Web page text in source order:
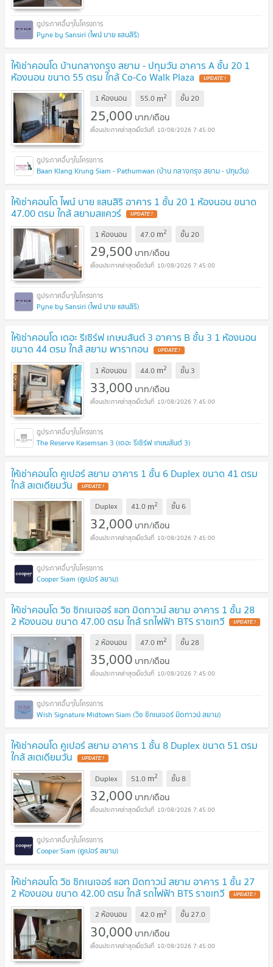
Pyne by Sansiri (ไพน์ บาย แสนสิริ)
ให้เช่าคอนโด บ้านกลางกรุง สยาม - ปทุมวัน อาคาร A ชั้น 20 1
ห้องนอน ขนาด 55 ตรม ใกล้ Co-Co Walk Plaza UPDATE !
1 ห้องนอน 55.0 m2 ชั้น20
25,000 บาท/เดือน
10/08/2026 7:45:00
Baan Klang Krung Siam - Pathumwan (บ้าน กลางกรุง สยาม - ปทุมวัน)
ให้เช่าคอนโด ไพน์ บาย แสนสิริ อาคาร 1 ชั้น 20 1 ห้องนอน ขนาด
47.00 ตรม ใกล้ สยามสแควร์ UPDATE !
1 ห้องนอน 47.0 m2 ชั้น20
29,500 บาท/เดือน
10/08/2026 7:45:00
Pyne by Sansiri (ไพน์ บาย แสนสิริ)
ให้เช่าคอนโด เดอะ รีเซิร์ฟ เกษมสันต์ 3 อาคาร B ชั้น 3 1 ห้องนอน
ขนาด 44 ตรม ใกล้ สยาม พารากอน UPDATE !
1 ห้องนอน 44.0 m2 ชั้น 3
33,000 บาท/เดือน
10/08/2026 7:45:00
The Reserve Kasemsan 3 (เดอะ รีเซิร์ฟ เกษมสันต์ 3)
ให้เช่าคอนโด คูเปอร์ สยาม อาคาร 1 ชั้น 6 Duplex ขนาด 41 ตรม
ใกล้ สเตเดียมวัน UPDATE !
Duplex 41.0 m2 ชั้น6
32,000 บาท/เดือน
10/08/2026 7:45:00
Cooper Siam (คูเปอร์ สยาม)
ให้เช่าคอนโด วิช ซิกเนเจอร์ แอท มิดทาวน์ สยาม อาคาร 1 ชั้น 28
2 ห้องนอน ขนาด 47.00 ตรม ใกล้ รถไฟฟ้า BTS ราชเทวี UPDATE !
2 ห้องนอน 47.0 m2 ชั้น28
35,000 บาท/เดือน
10/08/2026 7:45:00
Wish Signature Midtown Siam (วิช ซิกเนเจอร์ มิดทาวน์ สยาม)
ให้เช่าคอนโด คูเปอร์ สยาม อาคาร 1 ชั้น 8 Duplex ขนาด 51 ตรม
ใกล้ สเตเดียมวัน UPDATE !
Duplex 51.0 m2 ชั้น8
32,000 บาท/เดือน
10/08/2026 7:45:00
Cooper Siam (คูเปอร์ สยาม)
ให้เช่าคอนโด วิช ซิกเนเจอร์ แอท มิดทาวน์ สยาม อาคาร 1 ชั้น 27
2 ห้องนอน ขนาด 42.00 ตรม ใกล้ รถไฟฟ้า BTS ราชเทวี UPDATE !
2 ห้องนอน 42.0 m2 ชั้น27.0
30,000 บาท/เดือน
10/08/2026 7:45:00